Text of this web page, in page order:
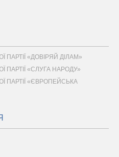
ПАРТІЇ «ДОВІРЯЙ ДІЛАМ»
ПАРТІЇ «СЛУГА НАРОДУ»
ПАРТІЇ «ЄВРОПЕЙСЬКА